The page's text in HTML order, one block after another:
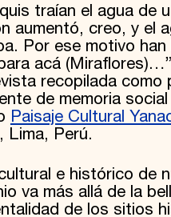
traían el agua de
aumentó, creo, y el
Por ese motivo han
acá
recopilada como
de memoria social
Paisaje Cultural
, Lima, Perú.
e histórico de
va más allá de la
de los sitios